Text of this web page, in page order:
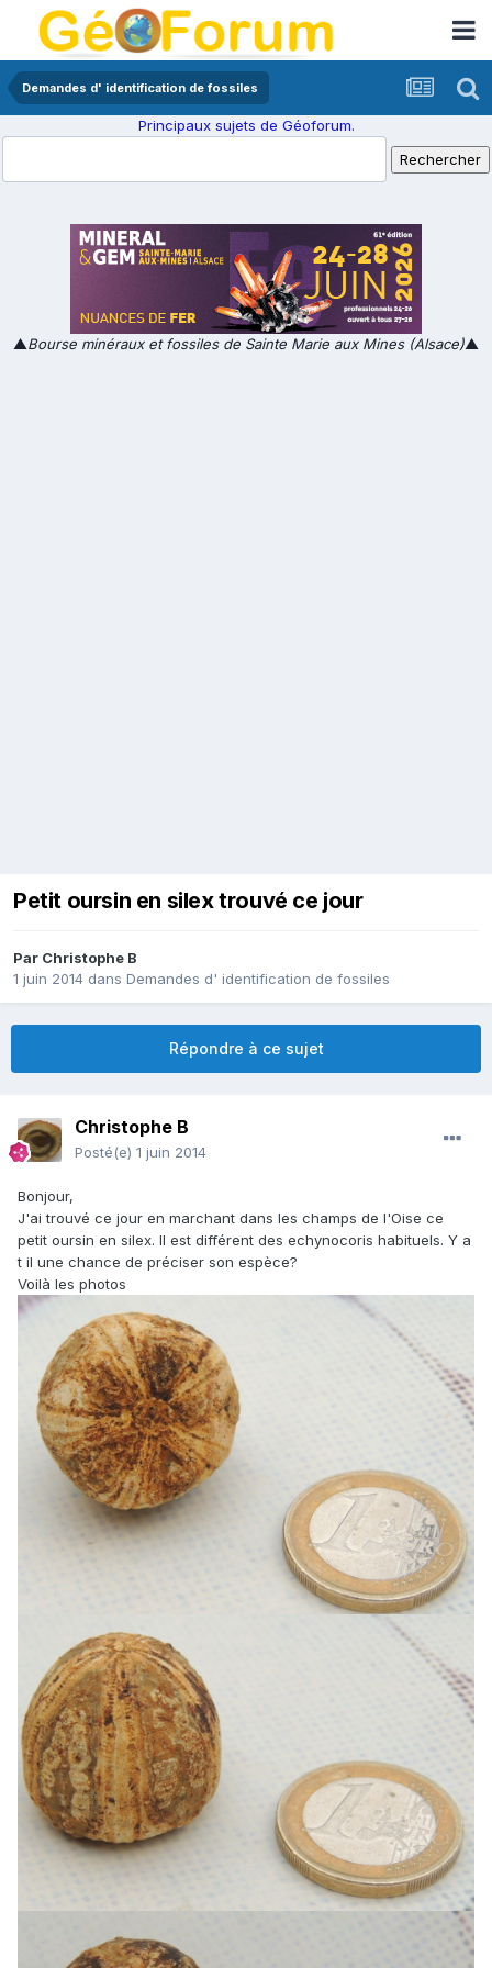
Demandes d' identification de fossiles
Principaux sujets de Géoforum.
▲Bourse minéraux et fossiles de Sainte Marie aux Mines (Alsace)▲
Petit oursin en silex trouvé ce jour
Par Christophe B
1 juin 2014 dans Demandes d' identification de fossiles
Répondre à ce sujet
Christophe B
Posté(e) 1 juin 2014
Bonjour,
J'ai trouvé ce jour en marchant dans les champs de l'Oise ce
petit oursin en silex. Il est différent des echynocoris habituels. Y a
t il une chance de préciser son espèce?
Voilà les photos